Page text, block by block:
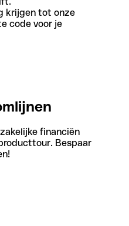
krijgen tot onze
code voor je
financiën
Bespaar